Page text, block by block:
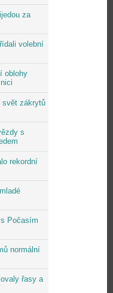
za
volební
oblohy
svět zákrytů
s
rekordní
Počasím
normální
řasy a